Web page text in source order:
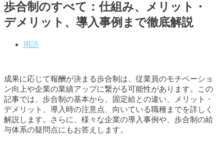
歩合制のすべて：仕組み、メリット・
デメリット、導入事例まで徹底解説
用語
成果に応じて報酬が決まる歩合制は、従業員のモチベーショ
ン向上や企業の業績アップに繋がる可能性があります。この
記事では、歩合制の基本から、固定給との違い、メリット・
デメリット、導入時の注意点、向いている職種までを詳しく
解説します。さらに、様々な企業の導入事例や、歩合制の給
与体系の疑問点にもお答えします。